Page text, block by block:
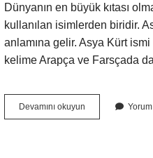
Dünyanın en büyük kıtası
kullanılan isimlerden biridir.
anlamına gelir. Asya Kürt
kelime Arapça ve Farsçada
Devamını okuyun
Isminde
Yorum